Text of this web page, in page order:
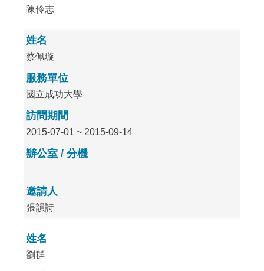
陳伶志
姓名
蔡佩璇
服務單位
國立成功大學
訪問期間
2015-07-01 ~ 2015-09-14
辦公室 / 分機
邀請人
張韻詩
姓名
劉群